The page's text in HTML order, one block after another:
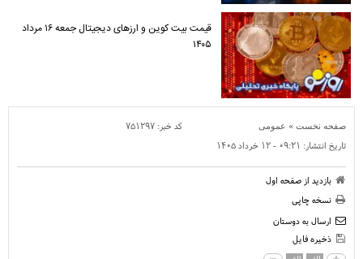
قیمت بیت کوین و ارز‌های دیجیتال جمعه ۱۶ مرداد
۱۴۰۵
صفحه نخست » عمومی کد خبر: ۷۵۱۲۹۷
تاریخ انتشار: ۰۹:۲۱ - ۱۲ خرداد ۱۴۰۵
بازدید از صفحه اول
نسخه چاپی
ارسال به دوستان
ذخیره فایل